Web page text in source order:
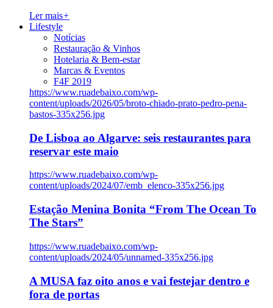
Ler mais+
Lifestyle
Notícias
Restauração & Vinhos
Hotelaria & Bem-estar
Marcas & Eventos
F4F 2019
https://www.ruadebaixo.com/wp-
content/uploads/2026/05/broto-chiado-prato-pedro-pena-
bastos-335x256.jpg
De Lisboa ao Algarve: seis restaurantes para
reservar este maio
https://www.ruadebaixo.com/wp-
content/uploads/2024/07/emb_elenco-335x256.jpg
Estação Menina Bonita “From The Ocean To
The Stars”
https://www.ruadebaixo.com/wp-
content/uploads/2024/05/unnamed-335x256.jpg
A MUSA faz oito anos e vai festejar dentro e
fora de portas